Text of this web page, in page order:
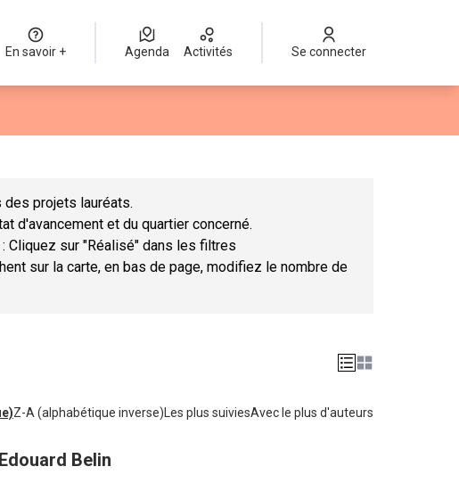
En savoir + Agenda Activités Se connecter
projets lauréats.
d'avancement et du quartier concerné.
Cliquez sur "Réalisé" dans les filtres
sur la carte, en bas de page, modifiez le nombre de
Z-A (alphabétique inverse) Les plus suiviesAvec le plus d'auteurs
Belin